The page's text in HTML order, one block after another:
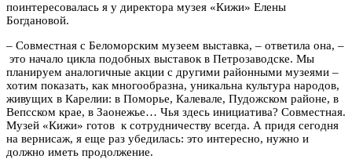
поинтересовалась я у директора музея «Кижи» Елены
Богдановой.
– Совместная с Беломорским музеем выставка, – ответила она, –
это начало цикла подобных выставок в Петрозаводске. Мы
планируем аналогичные акции с другими районными музеями –
хотим показать, как многообразна, уникальна культура народов,
живущих в Карелии: в Поморье, Калевале, Пудожском районе, в
Вепсском крае, в Заонежье… Чья здесь инициатива? Совместная.
Музей «Кижи» готов к сотрудничеству всегда. А придя сегодня
на вернисаж, я еще раз убедилась: это интересно, нужно и
должно иметь продолжение.